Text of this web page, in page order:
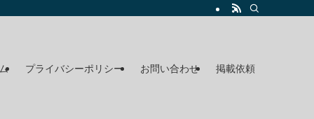
プライバシーポリシー お問い合わせ 掲載依頼